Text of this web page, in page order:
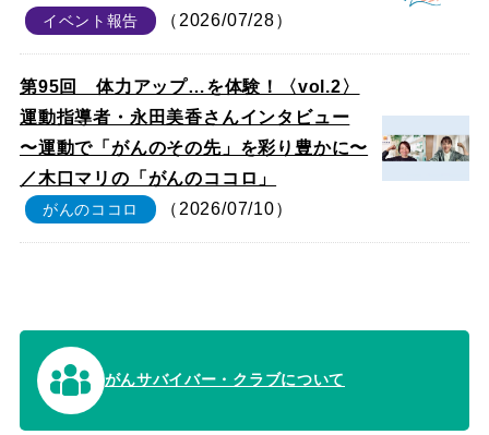
イベント報告 （2026/07/28）
第95回 体力アップ…を体験！〈vol.2〉
運動指導者・永田美香さんインタビュー
〜運動で「がんのその先」を彩り豊かに〜
／木口マリの「がんのココロ」
がんのココロ （2026/07/10）
がんサバイバー・クラブについて